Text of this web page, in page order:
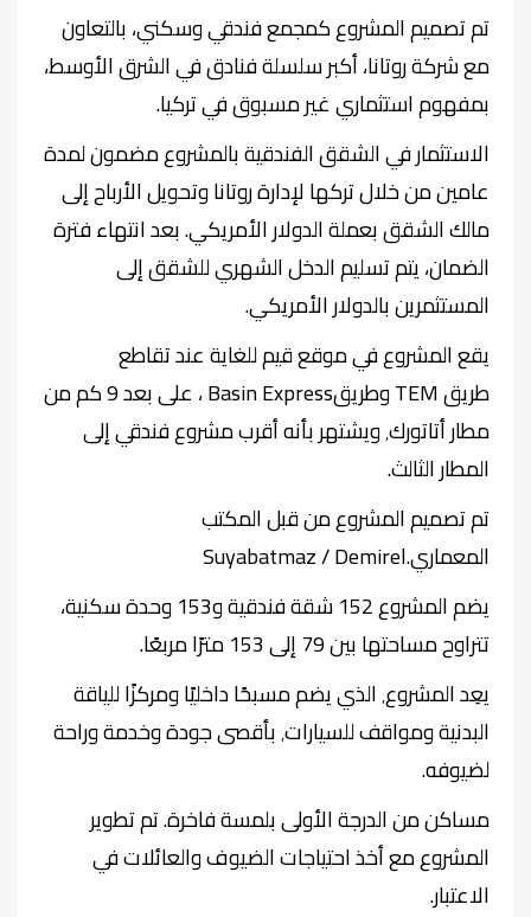
تم تصميم المشروع كمجمع فندقي وسكني، بالتعاون
مع شركة روتانا، أكبر سلسلة فنادق في الشرق الأوسط،
بمفهوم استثماري غير مسبوق في تركيا.
الاستثمار في الشقق الفندقية بالمشروع مضمون لمدة
عامين من خلال تركها لإدارة روتانا وتحويل الأرباح إلى
مالك الشقق بعملة الدولار الأمريكي. بعد انتهاء فترة
الضمان، يتم تسليم الدخل الشهري للشقق إلى
المستثمرين بالدولار الأمريكي.
يقع المشروع في موقع قيم للغاية عند تقاطع
طريقTEMوطريقBasin Express
، على بعد 9 كم من
مطار أتاتورك٬ ويشتهر بأنه أقرب مشروع فندقي إلى
المطار الثالث.
تم تصميم المشروع من قبل المكتب
المعماريSuyabatmaz / Demirel.
يضم المشروع 152 شقة فندقية و153 وحدة سكنية،
تتراوح مساحتها بين 79 إلى 153 مترًا مربعًا
.
يعِد المشروع٬ الذي يضم مسبحًا داخليًا ومركزًا للياقة
البدنية ومواقف للسيارات٬ بأقصى جودة وخدمة وراحة
لضيوفه.
مساكن من الدرجة الأولى بلمسة فاخرة. تم تطوير
المشروع مع أخذ احتياجات الضيوف والعائلات في
الاعتبار.